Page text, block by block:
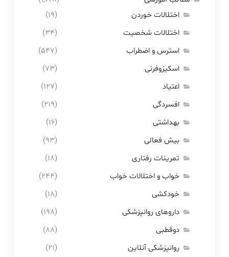
اختلالات خوردن
(۱۹)
اختلالات شخصیت
(۳۴)
استرس و اضطراب
(۵۴۷)
اسکیزوفرنی
(۷۳)
اعتیاد
(۱۲۷)
افسردگی
(۲۱۹)
بهداشتی
(۱۶)
بیش فعالی
(۹۳)
تمرینات رفتاری
(۱۸)
خواب و اختلالات خواب
(۲۴۴)
خودکشی
(۱۸)
داروهای روانپزشکی
(۱۹۸)
دوقطبی
(۸۸)
روانپزشکی آنلاین
(۲۱)